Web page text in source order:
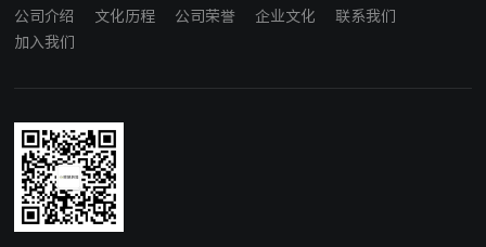
公司介绍 文化历程 公司荣誉 企业文化
联系我们
加入我们